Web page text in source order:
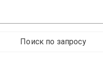
Поиск по запросу